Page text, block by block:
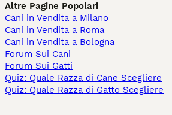
Altre Pagine Popolari
Cani in Vendita a Milano
Cani in Vendita a Roma
Cani in Vendita a Bologna
Forum Sui Cani
Forum Sui Gatti
Quiz: Quale Razza di Cane Scegliere
Quiz: Quale Razza di Gatto Scegliere